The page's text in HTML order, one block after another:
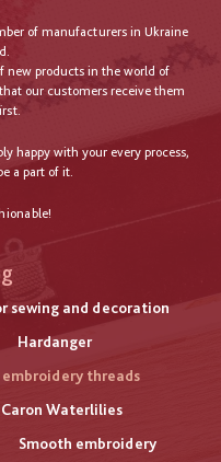
of manufacturers in Ukraine
new products in the world of
our customers receive them
happy with your every process,
a part of it.
sewing and decoration
Hardanger
threads
Caron Waterlilies
Smooth embroidery